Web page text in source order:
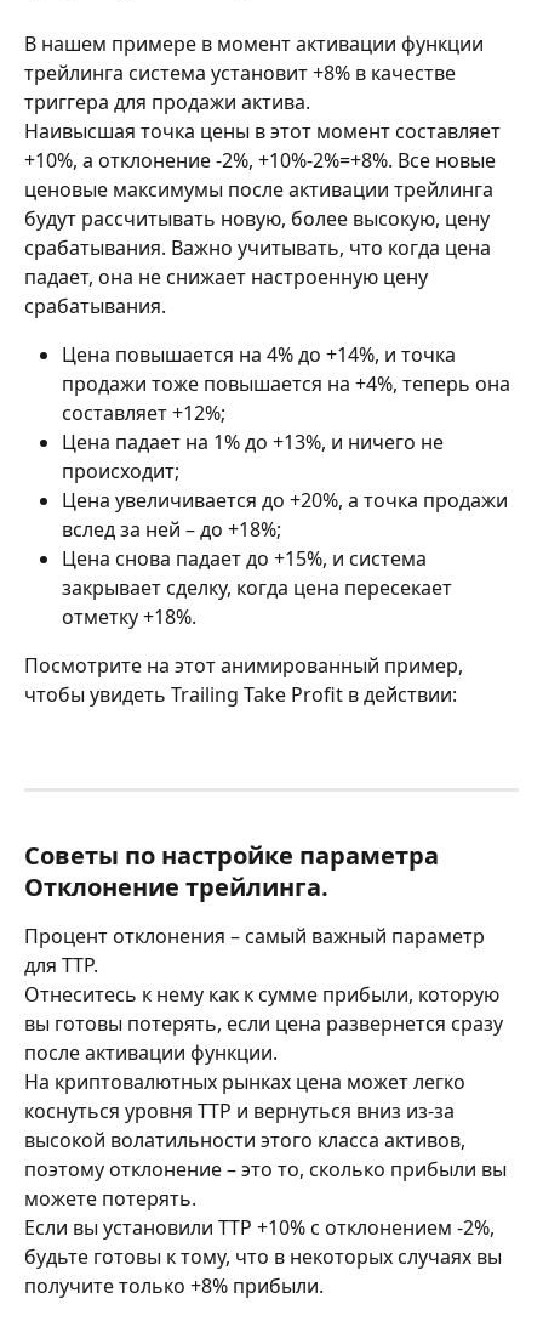
В нашем примере в момент активации функции
трейлинга система установит +8% в качестве
триггера для продажи актива.
Наивысшая точка цены в этот момент составляет
+10%, а отклонение -2%, +10%-2%=+8%. Все новые
ценовые максимумы после активации трейлинга
будут рассчитывать новую, более высокую, цену
срабатывания. Важно учитывать, что когда цена
падает, она не снижает настроенную цену
срабатывания.
Цена повышается на 4% до +14%, и точка
продажи тоже повышается на +4%, теперь она
составляет +12%;
Цена падает на 1% до +13%, и ничего не
происходит;
Цена увеличивается до +20%, а точка продажи
вслед за ней – до +18%;
Цена снова падает до +15%, и система
закрывает сделку, когда цена пересекает
отметку +18%.
Посмотрите на этот анимированный пример,
чтобы увидеть Trailing Take Profit в действии:
Советы по настройке параметра
Отклонение трейлинга.
Процент отклонения – самый важный параметр
для TTP.
Отнеситесь к нему как к сумме прибыли, которую
вы готовы потерять, если цена развернется сразу
после активации функции.
На криптовалютных рынках цена может легко
коснуться уровня TTP и вернуться вниз из-за
высокой волатильности этого класса активов,
поэтому отклонение – это то, сколько прибыли вы
можете потерять.
Если вы установили TTP +10% с отклонением -2%,
будьте готовы к тому, что в некоторых случаях вы
получите только +8% прибыли.